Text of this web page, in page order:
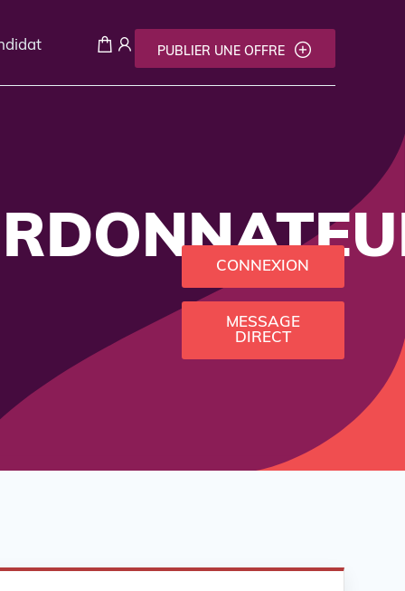
PUBLIER UNE OFFRE
CONNEXION
MESSAGE
DIRECT